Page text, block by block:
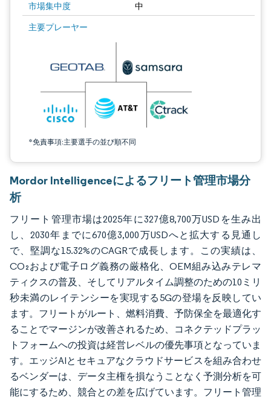
市場集中度 中
主要プレーヤー
*免責事項:主要選手の並び順不同
画像 © Mordor Intelligence。再利用にはCC BY 4.0の表示が必要です。
Mordor Intelligenceによるフリート管理市場分
析
フリート管理市場は2025年に327億8,700万USDを生み出
し、2030年までに670億3,000万USDへと拡大する見通し
で、堅調な15.32%のCAGRで成長します。この実績は、
CO₂および電子ログ義務の厳格化、OEM組み込みテレマ
ティクスの普及、そしてリアルタイム調整のための10ミリ
秒未満のレイテンシーを実現する5Gの登場を反映してい
ます。フリートがルート、燃料消費、予防保全を最適化す
ることでマージンが改善されるため、コネクテッドプラッ
トフォームへの投資は経営レベルの優先事項となっていま
す。エッジAIとセキュアなクラウドサービスを組み合わせ
るベンダーは、データ主権を損なうことなく予測分析を可
能にするため、競合との差を広げています。フリート管理